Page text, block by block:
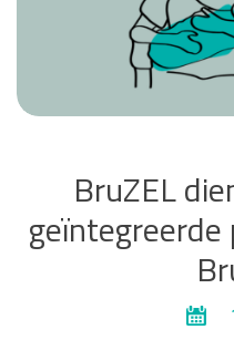
BruZEL
geïntegreerde